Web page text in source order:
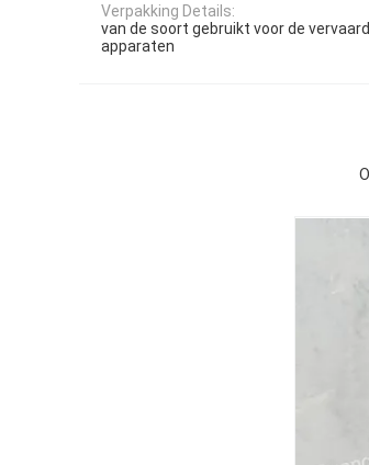
Verpakking Details:
van de soort gebruikt voor de
apparaten